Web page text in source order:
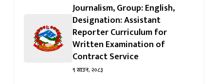
Journalism, Group: English,
Designation: Assistant
Reporter Curriculum for
Written Examination of
Contract Service
९ साउन, २०८३